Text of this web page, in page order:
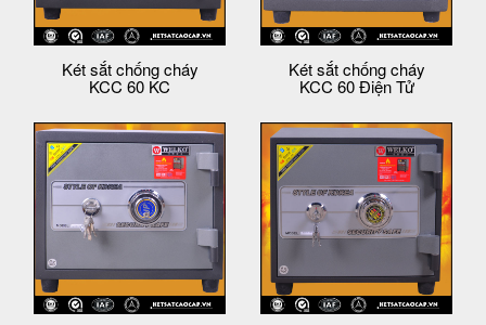
Két sắt chống cháy
KCC 60 KC
Két sắt chống cháy
KCC 60 Điện Tử